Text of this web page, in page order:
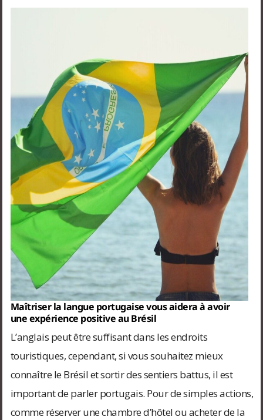
Maîtriser la langue portugaise vous aidera à avoir
une expérience positive au Brésil
L’anglais peut être suffisant dans les endroits
touristiques, cependant, si vous souhaitez mieux
connaître le Brésil et sortir des sentiers battus, il est
important de parler portugais. Pour de simples actions,
comme réserver une chambre d’hôtel ou acheter de la